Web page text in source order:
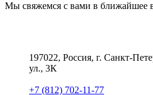
Мы свяжемся с вами в ближайшее
197022, Россия, г. Санкт-
ул., 3К
+7 (812) 702-11-77